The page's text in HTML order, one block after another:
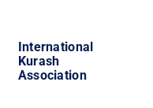
International
Kurash
Association